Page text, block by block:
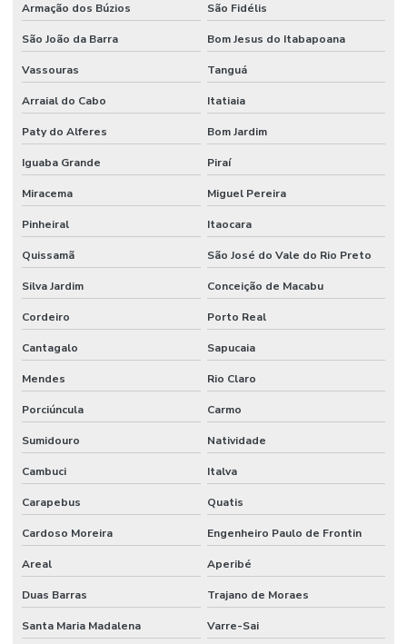
Armação dos Búzios São Fidélis
São João da Barra Bom Jesus do Itabapoana
Vassouras Tanguá
Arraial do Cabo Itatiaia
Paty do Alferes Bom Jardim
Iguaba Grande Piraí
Miracema Miguel Pereira
Pinheiral Itaocara
Quissamã São José do Vale do Rio Preto
Silva Jardim Conceição de Macabu
Cordeiro Porto Real
Cantagalo Sapucaia
Mendes Rio Claro
Porciúncula Carmo
Sumidouro Natividade
Cambuci Italva
Carapebus Quatis
Cardoso Moreira Engenheiro Paulo de Frontin
Areal Aperibé
Duas Barras Trajano de Moraes
Santa Maria Madalena Varre-Sai